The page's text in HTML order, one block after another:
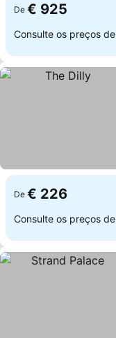
De € 925
Consulte os preços de
De € 226
Consulte os preços de